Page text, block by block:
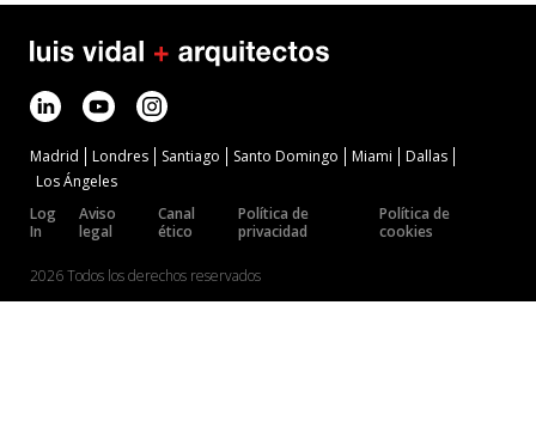
Madrid Londres Santiago Santo Domingo Miami
Dallas
Los Ángeles
Log
In
Aviso
legal
Canal
ético
Política de
privacidad
Política de
cookies
2026 Todos los derechos reservados